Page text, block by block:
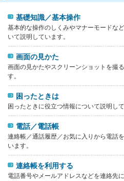
基礎知識／基本操作
基本的な操作のしくみやマナーモードな
いて説明しています。
画面の見かた
画面の見かたやスクリーンショットを撮
す。
困ったときは
困ったときに役立つ情報について説明して
電話／電話帳
連絡帳／通話履歴／お気に入りから電話
います。
連絡帳を利用する
電話番号やメールアドレスなどを連絡先